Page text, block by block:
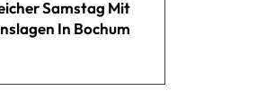
Samstag Mit
In Bochum